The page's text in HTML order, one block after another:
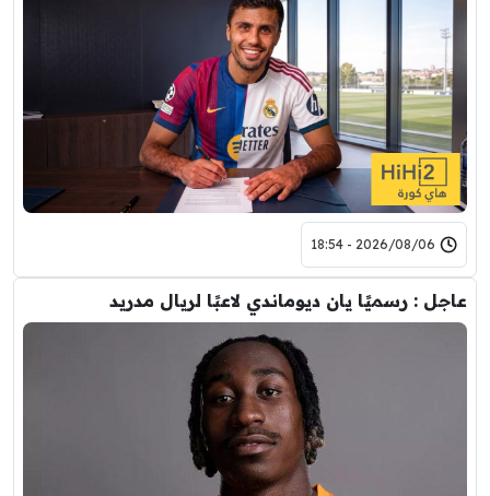
2026/08/06 - 18:54
عاجل : رسميًا يان ديوماندي لاعبًا لريال مدريد